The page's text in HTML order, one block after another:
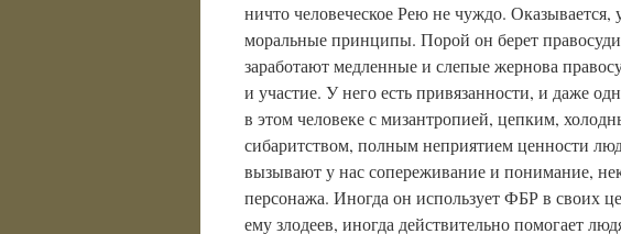
ничто человеческое Рею не чуждо. Оказывается,
моральные принципы. Порой он берет
заработают медленные и слепые жернова
и участие. У него есть привязанности, и даже
в этом человеке с мизантропией, цепким,
сибаритством, полным неприятием ценности
вызывают у нас сопереживание и понимание,
персонажа. Иногда он использует ФБР в своих
ему злодеев, иногда действительно помогает